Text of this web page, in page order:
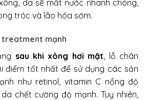
da sẽ mất nước nhanh chóng,
tróc và lão hóa sớm.
treatment mạnh
sau khi xông hơi mặt , lỗ chân
điểm tốt nhất để sử dụng các sản
như retinol, vitamin C nồng độ
chết cường độ mạnh. Tuy nhiên,